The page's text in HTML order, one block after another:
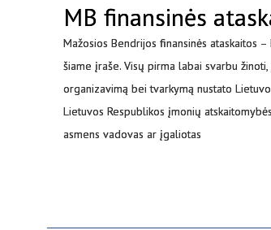
MB finansinės
Mažosios Bendrijos finansinės ataskaitos
šiame įraše. Visų pirma labai svarbu
organizavimą bei tvarkymą nustato
Lietuvos Respublikos įmonių
asmens vadovas ar įgaliotas